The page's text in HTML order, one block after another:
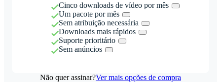
Cinco downloads de vídeo por mês
Um pacote por mês
Sem atribuição necessária
Downloads mais rápidos
Suporte prioritário
Sem anúncios
Não quer assinar?Ver mais opções de compra